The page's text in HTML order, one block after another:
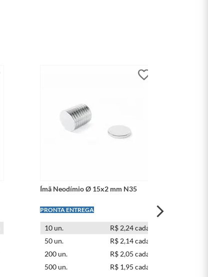
Ímã Neodímio Ø 15x2 mm N35
LEVE + PAGUE -
10un.
R$ 2,24 cada
50un.
R$ 2,14 cada
200un.
R$ 2,05 cada
500un. R$ 1,95 cada